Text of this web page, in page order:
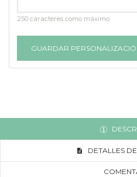
250 caracteres como máximo
GUARDAR
DETALLES